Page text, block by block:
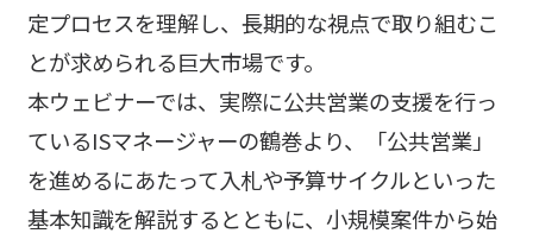
定プロセスを理解し、長期的な視点で取り組むこ
とが求められる巨大市場です。
本ウェビナーでは、実際に公共営業の支援を行っ
ているISマネージャーの鶴巻より、「公共営業」
を進めるにあたって入札や予算サイクルといった
基本知識を解説するとともに、小規模案件から始